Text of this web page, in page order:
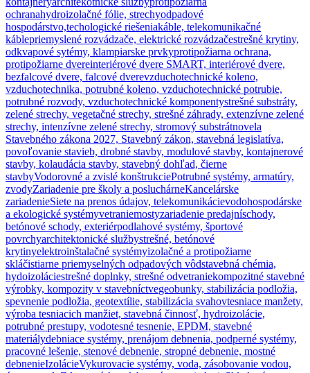
ochranahydroizolačné fólie, strechyodpadové
hospodárstvo,techologické riešeniakáble, telekomunikačné
káblepriemyslené rozvádzače, elektrické rozvádzačestrešné krytiny,
odkvapové sytémy, klampiarske prvkyprotipožiarna ochrana,
protipožiarne dvereinteriérové dvere SMART, interiérové dvere,
bezfalcové dvere, falcové dverevzduchotechnické koleno,
vzduchotechnika, potrubné koleno, vzduchotechnické potrubie,
potrubné rozvody, vzduchotechnické komponentystrešné substráty,
zelené strechy, vegetačné strechy, strešné záhrady, extenzívne zelené
strechy, intenzívne zelené strechy, stromový substrátnovela
Stavebného zákona 2027, Stavebný zákon, stavebná legislatíva,
povoľovanie stavieb, drobné stavby, modulové stavby, kontajnerové
stavby, kolaudácia stavby, stavebný dohľad, čierne
stavbyVodorovné a zvislé konštrukciePotrubné systémy, armatúry,
zvodyZariadenie pre školy a posluchárneKancelárske
zariadenieSiete na prenos údajov, telekomunikácievodohospodárske
a ekologické systémyvetraniemostyzariadenie predajníschody,
betónové schody, exteriérpodlahové systémy, športové
povrchyarchitektonické službystrešné, betónové
krytinyelektroinštalačné systémyizolačné a protipožiarne
skláčistiarne priemyselných odpadových vôdstavebná chémia,
hydoizoláciestrešné doplnky, strešné odvetraniekompozitné stavebné
výrobky, kompozity v stavebníctvegeobunky, stabilizácia podložia,
spevnenie podložia, geotextílie, stabilizácia svahovtesniace manžety,
výroba tesniacich manžiet, stavebná činnosť, hydroizolácie,
potrubné prestupy, vodotesné tesnenie, EPDM, stavebné
materiálydebniace systémy, prenájom debnenia, podperné systémy,
pracovné lešenie, stenové debnenie, stropné debnenie, mostné
debnenieIzolácieVykurovacie systémy, voda, zásobovanie vodou,